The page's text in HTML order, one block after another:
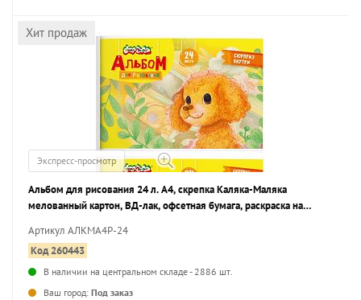
Хит продаж
Экспресс-просмотр
Альбом для рисования 24 л. А4, скрепка Каляка-Маляка
мелованный картон, ВД-лак, офсетная бумага, раскраска на
Артикул АЛКМА4Р-24
Код 260443
В наличии на центральном складе - 2886 шт.
Ваш город: Под заказ